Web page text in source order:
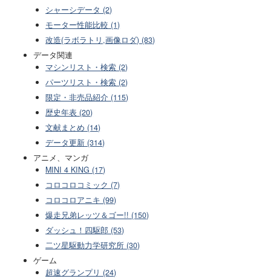
シャーシデータ (2)
モーター性能比較 (1)
改造(ラボラトリ,画像ロダ) (83)
データ関連
マシンリスト・検索 (2)
パーツリスト・検索 (2)
限定・非売品紹介 (115)
歴史年表 (20)
文献まとめ (14)
データ更新 (314)
アニメ、マンガ
MINI 4 KING (17)
コロコロコミック (7)
コロコロアニキ (99)
爆走兄弟レッツ＆ゴー!! (150)
ダッシュ！四駆郎 (53)
二ツ星駆動力学研究所 (30)
ゲーム
超速グランプリ (24)